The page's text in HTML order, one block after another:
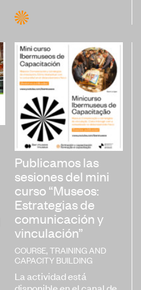
Publicamos las
sesiones del mini
curso “Museos:
Estrategias de
comunicación y
vinculación”
COURSE,TRAINING AND
CAPACITY BUILDING
La actividad está